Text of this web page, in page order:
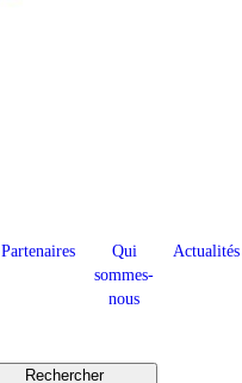
Partenaires
Qui
sommes-
nous
Actualités
Rechercher